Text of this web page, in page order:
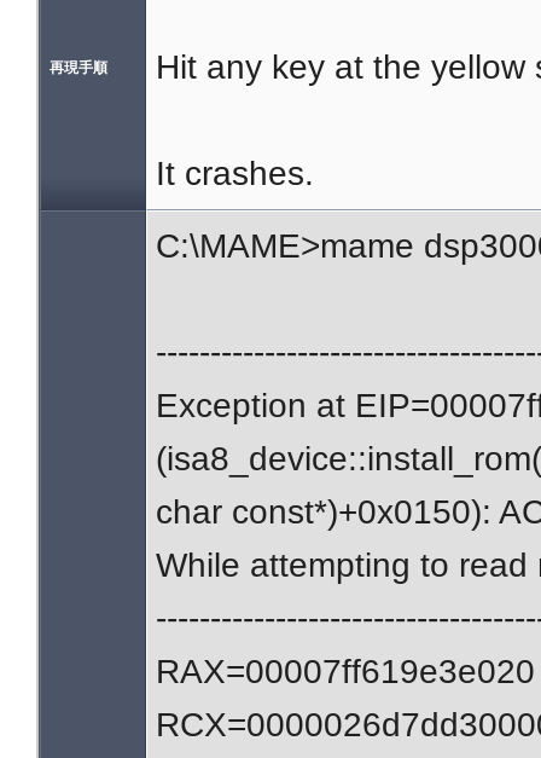
再現手順 Hit any key at the yellow
It crashes.
C:\MAME>mame
Exception at
char const*)+0x0150):
While attempting to